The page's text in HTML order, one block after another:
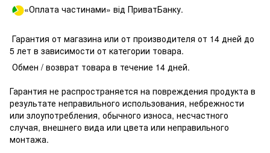
«Оплата частинами» від ПриватБанку.
Гарантия от магазина или от производителя от 14 дней до
5 лет в зависимости от категории товара.
Обмен / возврат товара в течение 14 дней.
Гарантия не распространяется на повреждения продукта в
результате неправильного использования, небрежности
или злоупотребления, обычного износа, несчастного
случая, внешнего вида или цвета или неправильного
монтажа.